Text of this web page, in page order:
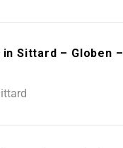
Sittard – Globen –